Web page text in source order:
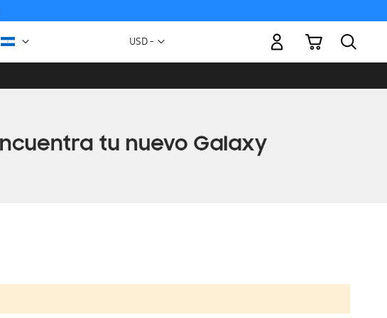
Moneda
USD -
Mi carrito